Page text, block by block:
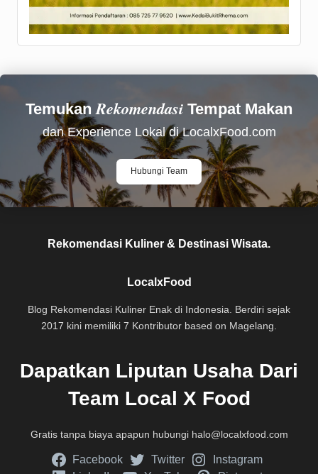
Temukan Rekomendasi Tempat Makan
dan Experience Lokal di LocalxFood.com
Hubungi Team
Rekomendasi Kuliner & Destinasi Wisata.
LocalxFood
Blog Rekomendasi Kuliner Enak di Indonesia. Berdiri sejak
2017 kini memiliki 7 Kontributor based on Magelang.
Dapatkan Liputan Usaha Dari
Team Local X Food
Gratis tanpa biaya apapun hubungi halo@localxfood.com
Facebook Twitter
Instagram